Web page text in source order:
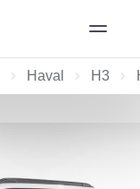
Haval H3